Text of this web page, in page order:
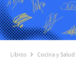
Libros Cocina y Salud